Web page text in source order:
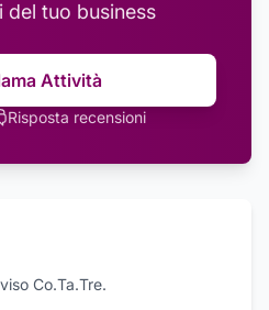
del tuo business
Attività
Risposta recensioni
Co.Ta.Tre.